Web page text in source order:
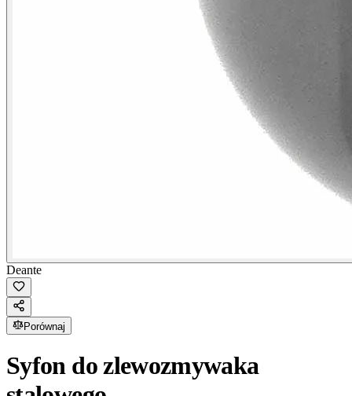
Deante
Porównaj
Syfon do zlewozmywaka